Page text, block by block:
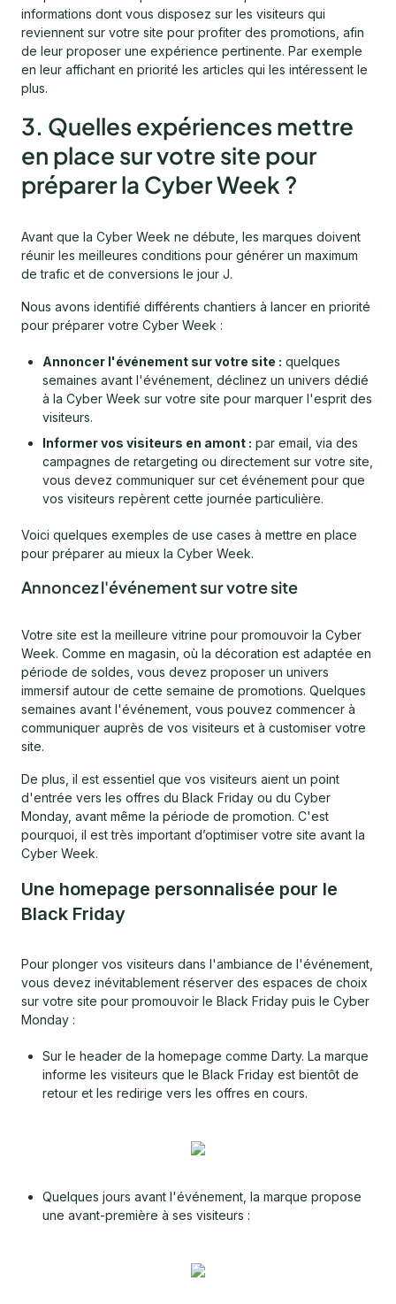
informations dont vous disposez sur les visiteurs qui
reviennent sur votre site pour profiter des promotions, afin
de leur proposer une expérience pertinente. Par exemple
en leur affichant en priorité les articles qui les intéressent le
plus.
3. Quelles expériences mettre
en place sur votre site pour
préparer la Cyber Week ?
Avant que la Cyber Week ne débute, les marques doivent
réunir les meilleures conditions pour générer un maximum
de trafic et de conversions le jour J.
Nous avons identifié différents chantiers à lancer en priorité
pour préparer votre Cyber Week :
Annoncer l'événement sur votre site : quelques
semaines avant l'événement, déclinez un univers dédié
à la Cyber Week sur votre site pour marquer l'esprit des
visiteurs.
Informer vos visiteurs en amont : par email, via des
campagnes de retargeting ou directement sur votre site,
vous devez communiquer sur cet événement pour que
vos visiteurs repèrent cette journée particulière.
Voici quelques exemples de use cases à mettre en place
pour préparer au mieux la Cyber Week.
Annoncez l'événement sur votre site
Votre site est la meilleure vitrine pour promouvoir la Cyber
Week. Comme en magasin, où la décoration est adaptée en
période de soldes, vous devez proposer un univers
immersif autour de cette semaine de promotions. Quelques
semaines avant l'événement, vous pouvez commencer à
communiquer auprès de vos visiteurs et à customiser votre
site.
De plus, il est essentiel que vos visiteurs aient un point
d'entrée vers les offres du Black Friday ou du Cyber
Monday, avant même la période de promotion. C'est
pourquoi, il est très important d’optimiser votre site avant la
Cyber Week.
Une homepage personnalisée pour le
Black Friday
Pour plonger vos visiteurs dans l'ambiance de l'événement,
vous devez inévitablement réserver des espaces de choix
sur votre site pour promouvoir le Black Friday puis le Cyber
Monday :
Sur le header de la homepage comme Darty. La marque
informe les visiteurs que le Black Friday est bientôt de
retour et les redirige vers les offres en cours.
Quelques jours avant l'événement, la marque propose
une avant-première à ses visiteurs :